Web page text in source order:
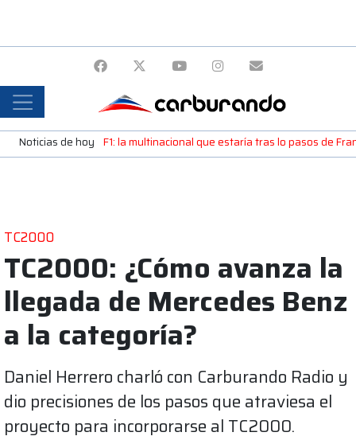
Noticias de hoy F1: la multinacional que estaría tras lo pasos de
TC2000
TC2000: ¿Cómo avanza la
llegada de Mercedes Benz
a la categoría?
Daniel Herrero charló con Carburando Radio y
dio precisiones de los pasos que atraviesa el
proyecto para incorporarse al TC2000.